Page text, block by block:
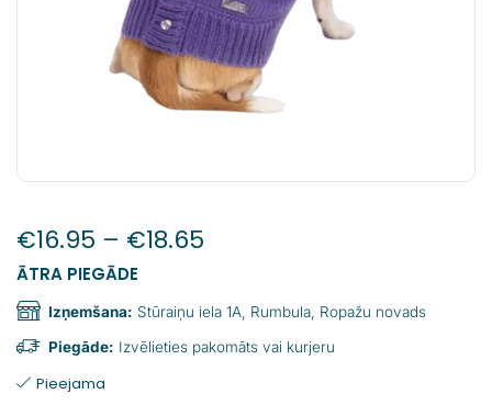
€16.95 – €18.65
ĀTRA PIEGĀDE
Izņemšana: Stūraiņu iela 1A, Rumbula, Ropažu novads
Piegāde: Izvēlieties pakomāts vai kurjeru
Pieejama